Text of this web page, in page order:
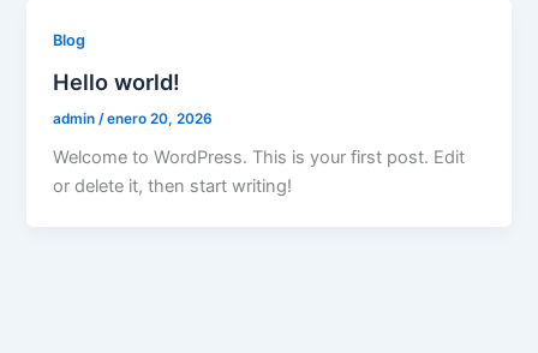
Blog
Hello world!
admin /enero 20, 2026
Welcome to WordPress. This is your first post. Edit
or delete it, then start writing!